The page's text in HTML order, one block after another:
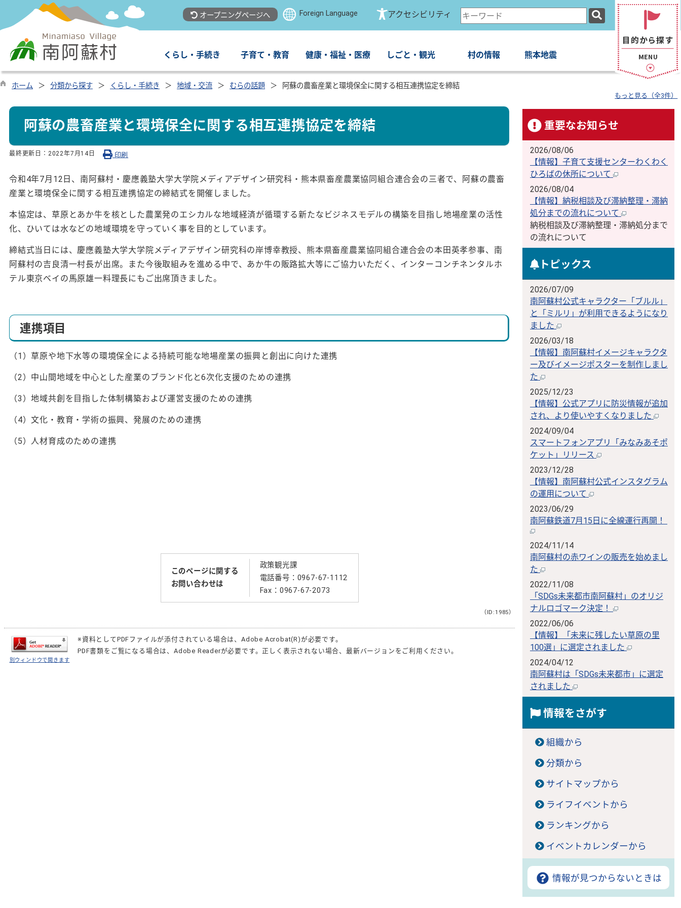
オープニングページへ Foreign Language アクセシビリティ
検
索
ー
ー
くらし・手続き 子育て・教育 健康・福祉・医療 しごと・観光 村の情報 熊本地震
ホーム 分類から探す くらし・手続き 地域・交流 むらの話題 阿蘇の農畜産業と環境保全に関する相互連携協定を締結
もっと見る（全3件）
阿蘇の農畜産業と環境保全に関する相互連携協定を締結
最終更新日： 2022年7月14日 印刷
令和4年7月12日、南阿蘇村・慶應義塾大学大学院メディアデザイン研究科・熊本県畜産農業協同組合連合会の三者で、阿蘇の農畜
産業と環境保全に関する相互連携協定の締結式を開催しました。
本協定は、草原とあか牛を核とした農業発のエシカルな地域経済が循環する新たなビジネスモデルの構築を目指し地場産業の活性
化、ひいては水などの地域環境を守っていく事を目的としています。
締結式当日には、慶應義塾大学大学院メディアデザイン研究科の岸博幸教授、熊本県畜産農業協同組合連合会の本田英孝参事、南
阿蘇村の吉良清一村長が出席。また今後取組みを進める中で、あか牛の販路拡大等にご協力いただく、インターコンチネンタルホ
テル東京ベイの馬原雄一料理長にもご出席頂きました。
連携項目
（1）草原や地下水等の環境保全による持続可能な地場産業の振興と創出に向けた連携
（2）中山間地域を中心とした産業のブランド化と6次化支援のための連携
（3）地域共創を目指した体制構築および運営支援のための連携
（4）文化・教育・学術の振興、発展のための連携
（5）人材育成のための連携
このページに関する
お問い合わせは
政策観光課
電話番号：0967-67-1112
Fax：0967-67-2073
（ID:1985）
別ウィンドウで開きます
※資料としてPDFファイルが添付されている場合は、Adobe Acrobat(R)が必要です。
PDF書類をご覧になる場合は、Adobe Readerが必要です。正しく表示されない場合、最新バージョンをご利用ください。
重要なお知らせ
2026/08/06
【情報】子育て支援センターわくわく
ひろばの休所について
2026/08/04
【情報】納税相談及び滞納整理・滞納
処分までの流れについて
納税相談及び滞納整理・滞納処分まで
の流れについて
トピックス
2026/07/09
南阿蘇村公式キャラクター「ブルル」
と「ミルリ」が利用できるようになり
ました
2026/03/18
【情報】南阿蘇村イメージキャラクタ
ー及びイメージポスターを制作しまし
た
2025/12/23
【情報】公式アプリに防災情報が追加
され、より使いやすくなりました
2024/09/04
スマートフォンアプリ「みなみあそポ
ケット」リリース
2023/12/28
【情報】南阿蘇村公式インスタグラム
の運用について
2023/06/29
南阿蘇鉄道7月15日に全線運行再開！
2024/11/14
南阿蘇村の赤ワインの販売を始めまし
た
2022/11/08
「SDGs未来都市南阿蘇村」のオリジ
ナルロゴマーク決定！
2022/06/06
【情報】「未来に残したい草原の里
100選」に選定されました
2024/04/12
南阿蘇村は「SDGs未来都市」に選定
されました
情報をさがす
組織から
分類から
サイトマップから
ライフイベントから
ランキングから
イベントカレンダーから
情報が見つからないときは